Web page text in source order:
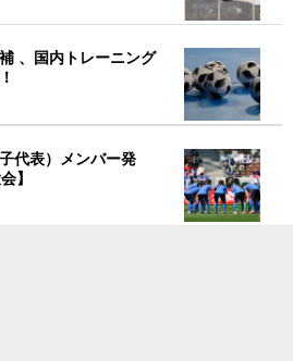
、国内トレーニング
代表）メンバー発
】